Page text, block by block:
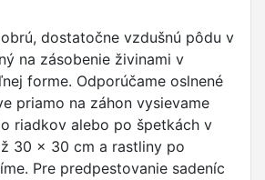
dostatočne vzdušnú pôdu v
na zásobenie živinami v
forme. Odporúčame oslnené
priamo na záhon vysievame
riadkov alebo po špetkách v
30 x 30 cm a rastliny po
Pre predpestovanie sadeníc